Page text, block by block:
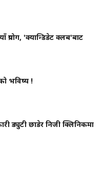
प्रयोग, 'क्यान्डिडेट क्लब'बाट
भविष्य !
ड्युटी छाडेर निजी क्लिनिकमा